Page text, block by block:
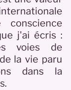
j'ai écris :
voies de
la vie paru
dans la